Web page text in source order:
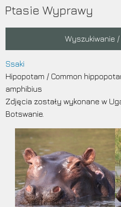
Przejdź
Ptasie Wyprawy
navigation
Wyszukiwanie
Ssaki
Hipopotam / Common
amphibius
Zdjęcia zostały wykonane w
Botswanie.